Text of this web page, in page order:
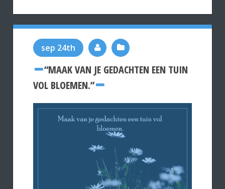
sep 24th
“MAAK VAN JE GEDACHTEN EEN TUIN
VOL BLOEMEN.”